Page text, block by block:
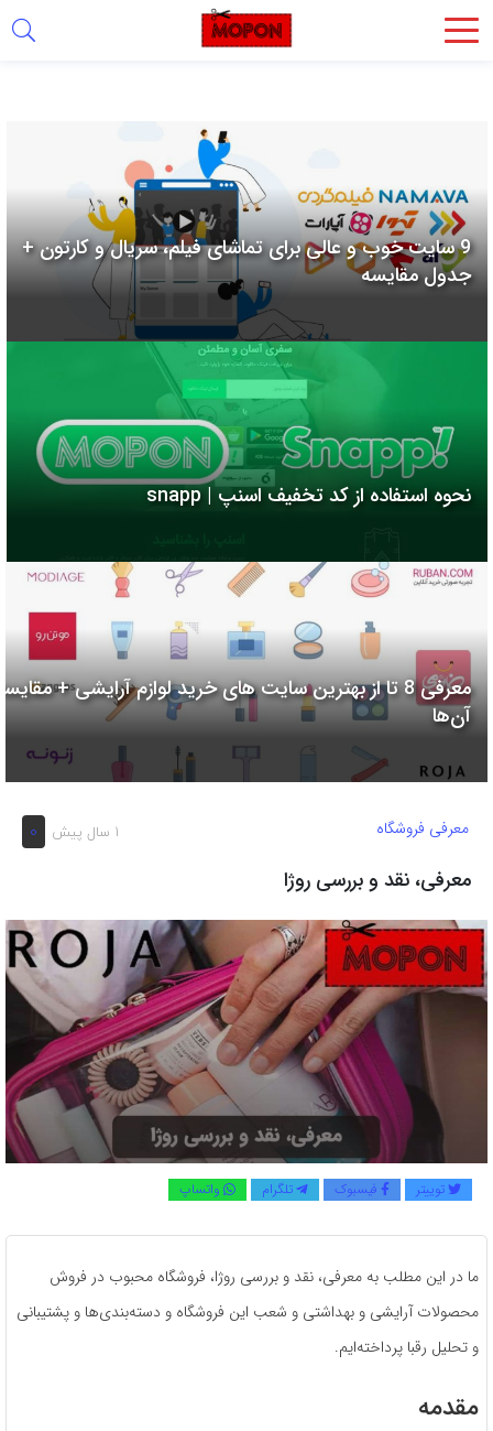
اشتراک
از
روش‌های
زیر
می‌توانید
صفحه
دوستان
خود
به
بگذارید.
لینک
9 سایت خوب و عالی برای تماشای فیلم، سریال و کارتون +
جدول مقایسه
نحوه استفاده از کد تخفیف اسنپ | snapp
معرفی 8 تا از بهترین سایت های خرید لوازم آرایشی +
آن‌ها
1 سال پیش 0 معرفی فروشگاه
معرفی، نقد و بررسی روژا
توییتر فیسبوک تلگرام واتساپ
ما در این مطلب به معرفی، نقد و بررسی روژا، فروشگاه محبوب در فروش
محصولات آرایشی و بهداشتی و شعب این فروشگاه و دسته‌بندی‌ها و پشتیبانی
و تحلیل رقبا پرداخته‌ایم.
مقدمه